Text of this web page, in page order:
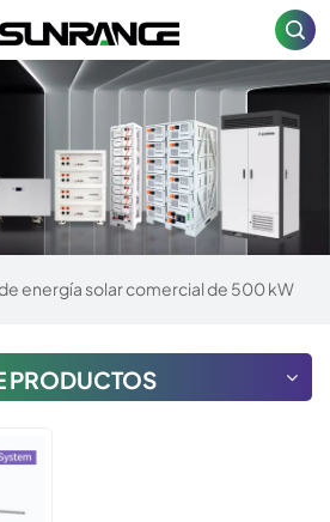
energía solar comercial de 500 kW
PRODUCTOS